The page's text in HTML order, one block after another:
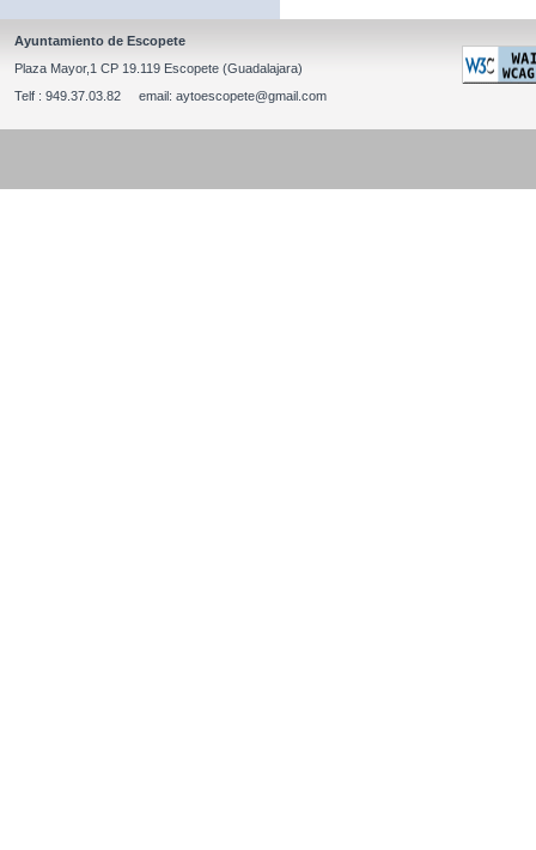
Ayuntamiento de Escopete
Plaza Mayor,1 CP 19.119 Escopete (Guadalajara)
Telf : 949.37.03.82 email: aytoescopete@gmail.com